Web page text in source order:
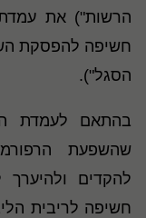
חשיפה להפסקת
הסגל").
בהתאם לעמדת
שהשפעת
להקדים ולהיערך
חשיפה לריבית